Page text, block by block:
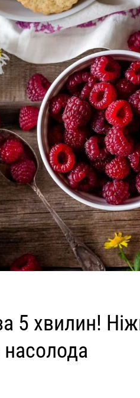
5 хвилин!